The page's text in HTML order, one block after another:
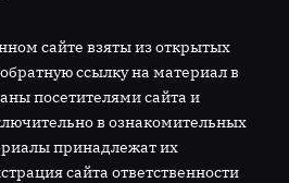
сайте взяты из открытых
ссылку на материал в
посетителями сайта и
в ознакомительных
принадлежат их
сайта ответственности